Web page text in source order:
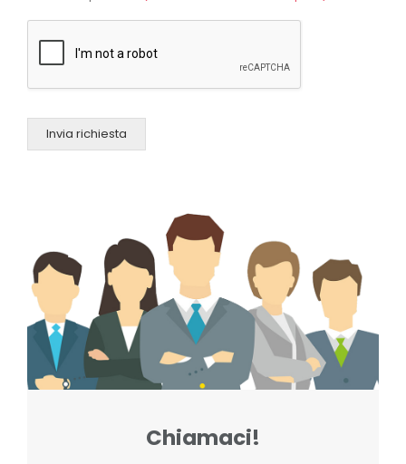
Invia richiesta
Chiamaci!